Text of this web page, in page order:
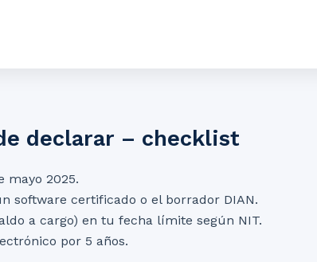
declarar – checklist
mayo 2025.
software certificado o el borrador DIAN.
a cargo) en tu fecha límite según NIT.
por 5 años.